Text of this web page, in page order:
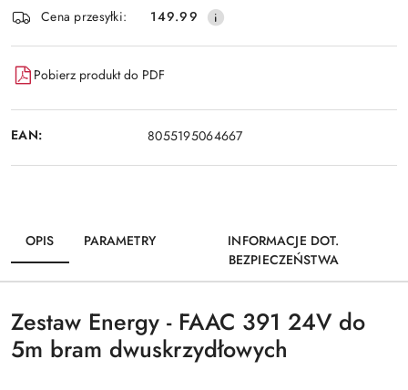
Cena przesyłki:
149.99
Pobierz produkt do PDF
EAN: 8055195064667
OPIS PARAMETRY
INFORMACJE DOT.
BEZPIECZEŃSTWA
Zestaw Energy - FAAC 391 24V do
5m bram dwuskrzydłowych